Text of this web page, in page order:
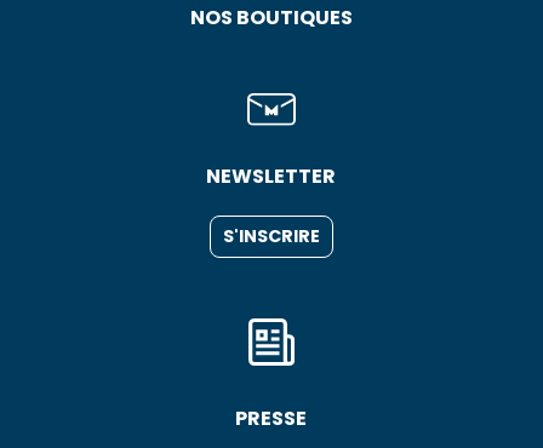
NOS BOUTIQUES
NEWSLETTER
S'INSCRIRE
PRESSE